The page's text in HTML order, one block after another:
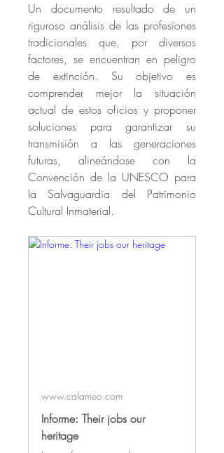
Un documento resultado de un
riguroso análisis de las profesiones
tradicionales que, por diversos
factores, se encuentran en peligro
de extinción. Su objetivo es
comprender mejor la situación
actual de estos oficios y proponer
soluciones para garantizar su
transmisión a las generaciones
futuras, alineándose con la
Convención de la UNESCO para
la Salvaguardia del Patrimonio
Cultural Inmaterial.
www.calameo.com
Informe: Their jobs our
heritage